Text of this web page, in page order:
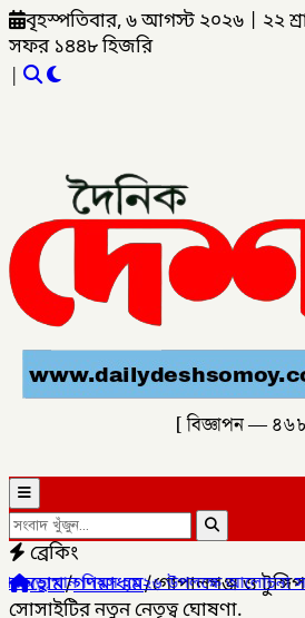
বৃহস্পতিবার, ৬ আগস্ট ২০২৬ ২২
সফর ১৪৪৮ হিজরি
|
[ বিজ্ঞাপন —
ব্রেকিং
দিবস ২০২৬ উপলক্ষে আলোচনা সভা ও
হোম/গণমাধ্যম/গোপালগঞ্জ ও
সোসাইটির নতুন নেতৃত্ব ঘোষণা.